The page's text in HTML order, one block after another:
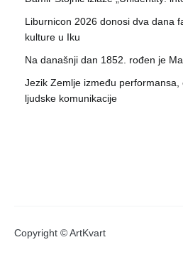
Liburnicon 2026 donosi dva dana
kulture u Iku
Na današnji dan 1852. rođen je
Jezik Zemlje između performansa,
ljudske komunikacije
Copyright © ArtKvart